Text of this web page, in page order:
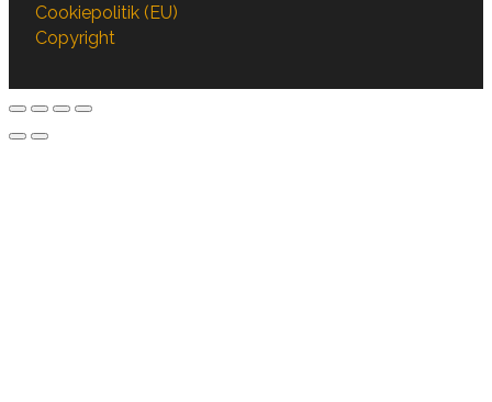
Cookiepolitik (EU)
Copyright